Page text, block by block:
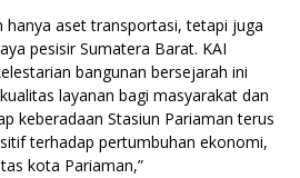
hanya aset transportasi, tetapi juga
pesisir Sumatera Barat. KAI
bangunan bersejarah ini
layanan bagi masyarakat dan
keberadaan Stasiun Pariaman terus
terhadap pertumbuhan ekonomi,
kota Pariaman,”